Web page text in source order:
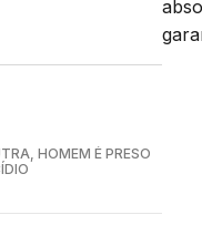
HOMEM É PRESO